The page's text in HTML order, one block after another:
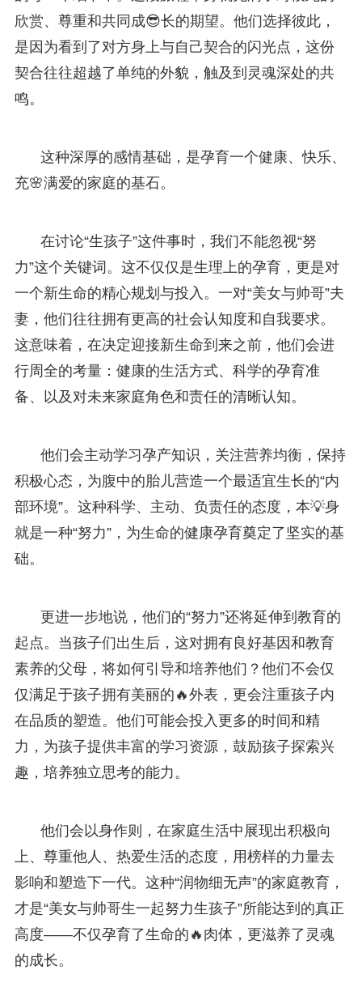
欣赏、尊重和共同成😎长的期望。他们选择彼此，
是因为看到了对方身上与自己契合的闪光点，这份
契合往往超越了单纯的外貌，触及到灵魂深处的共
鸣。
这种深厚的感情基础，是孕育一个健康、快乐、
充🌸满爱的家庭的基石。
在讨论“生孩子”这件事时，我们不能忽视“努
力”这个关键词。这不仅仅是生理上的孕育，更是对
一个新生命的精心规划与投入。一对“美女与帅哥”夫
妻，他们往往拥有更高的社会认知度和自我要求。
这意味着，在决定迎接新生命到来之前，他们会进
行周全的考量：健康的生活方式、科学的孕育准
备、以及对未来家庭角色和责任的清晰认知。
他们会主动学习孕产知识，关注营养均衡，保持
积极心态，为腹中的胎儿营造一个最适宜生长的“内
部环境”。这种科学、主动、负责任的态度，本💡身
就是一种“努力”，为生命的健康孕育奠定了坚实的基
础。
更进一步地说，他们的“努力”还将延伸到教育的
起点。当孩子们出生后，这对拥有良好基因和教育
素养的父母，将如何引导和培养他们？他们不会仅
仅满足于孩子拥有美丽的🔥外表，更会注重孩子内
在品质的塑造。他们可能会投入更多的时间和精
力，为孩子提供丰富的学习资源，鼓励孩子探索兴
趣，培养独立思考的能力。
他们会以身作则，在家庭生活中展现出积极向
上、尊重他人、热爱生活的态度，用榜样的力量去
影响和塑造下一代。这种“润物细无声”的家庭教育，
才是“美女与帅哥生一起努力生孩子”所能达到的真正
高度——不仅孕育了生命的🔥肉体，更滋养了灵魂
的成长。